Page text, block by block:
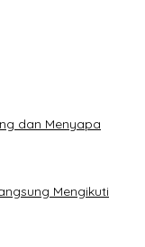
dan Menyapa
Mengikuti